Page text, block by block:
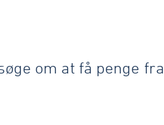
om at få penge fra